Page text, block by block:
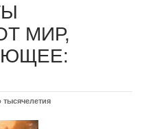
МИР,
тысячелетия